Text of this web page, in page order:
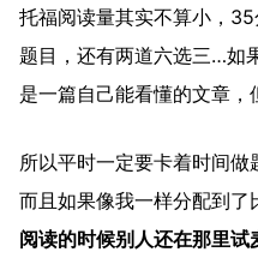
托福阅读量其实不算小，
题目，还有两道六选三…如
是一篇自己能看懂的文章，
所以平时一定要卡着时间做
而且如果像我一样分配到了
阅读的时候别人还在那里